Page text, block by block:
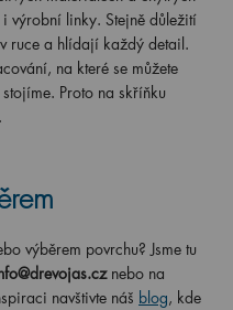
výrobní linky. Stejně důležití
ruce a hlídají každý detail.
na které se můžete
Proto na skříňku
výběrem povrchu? Jsme tu
nebo na
navštivte náš blog, kde